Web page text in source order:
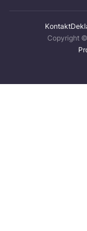
Kontakt
Copyright